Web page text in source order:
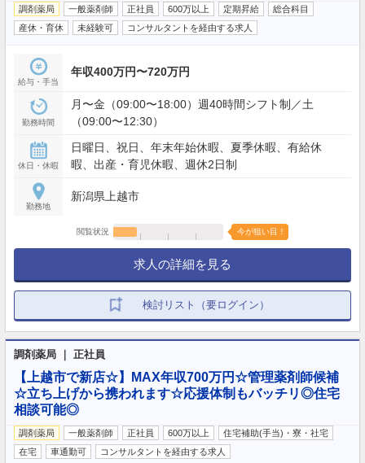
調剤薬局 一般薬剤師 正社員 600万以上 定期昇給
総合科目
産休・育休
未経験可 コンサルタントを経由する求人
給与・手当
年収400万円〜720万円
勤務時間
月〜金（09:00〜18:00）週40時間シフト制／土
（09:00〜12:30）
休日・休暇
日曜日、祝日、年末年始休暇、夏季休暇、有給休
暇、出産・育児休暇、週休2日制
勤務地
新潟県上越市
閲覧状況 今が狙い目！
求人の詳細を見る
検討リスト（要ログイン）
調剤薬局 ｜ 正社員
【上越市で新店☆】MAX年収700万円☆管理薬剤師候補
☆立ち上げから携われます☆応援体制もバッチリ◎住宅
相談可能◎
調剤薬局 一般薬剤師 正社員 600万以上
住宅補助(手当)・寮・社宅
在宅
車通勤可 コンサルタントを経由する求人